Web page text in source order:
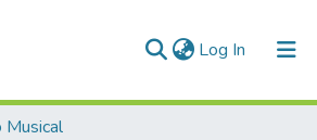
Log In (current)
Musical